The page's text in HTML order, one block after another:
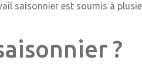
saisonnier est soumis à
?